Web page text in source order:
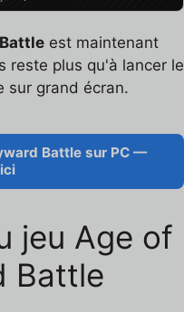
est maintenant
reste plus qu'à lancer le
sur grand écran.
Battle sur PC —
jeu Age of
Battle